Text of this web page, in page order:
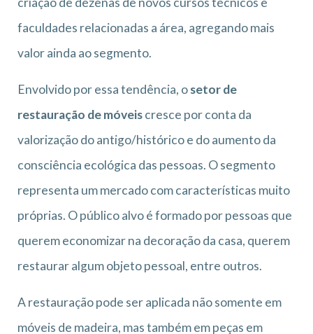
faculdades relacionadas a área, agregando mais
valor ainda ao segmento.
Envolvido por essa tendência, osetor de
restauração de móveiscresce por conta da
valorização do antigo/histórico e do aumento da
consciência ecológica das pessoas. O segmento
representa um mercado com características muito
próprias. O público alvo é formado por pessoas que
querem economizar na decoração da casa, querem
restaurar algum objeto pessoal, entre outros.
A restauração pode ser aplicada não somente em
móveis de madeira, mas também em peças em